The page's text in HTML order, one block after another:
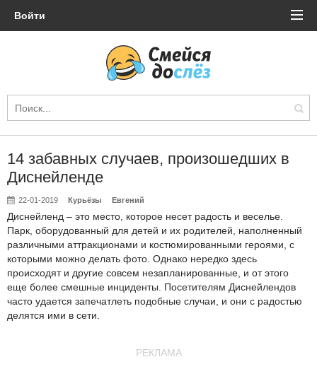
Войти
14 забавных случаев, произошедших в
Диснейленде
22-01-2019 Курьёзы Евгений
Диснейленд – это место, которое несет радость и веселье.
Парк, оборудованный для детей и их родителей, наполненный
различными аттракционами и костюмированными героями, с
которыми можно делать фото. Однако нередко здесь
происходят и другие совсем незапланированные, и от этого
еще более смешные инциденты. Посетителям Диснейлендов
часто удается запечатлеть подобные случаи, и они с радостью
делятся ими в сети.
РЕКЛАМА